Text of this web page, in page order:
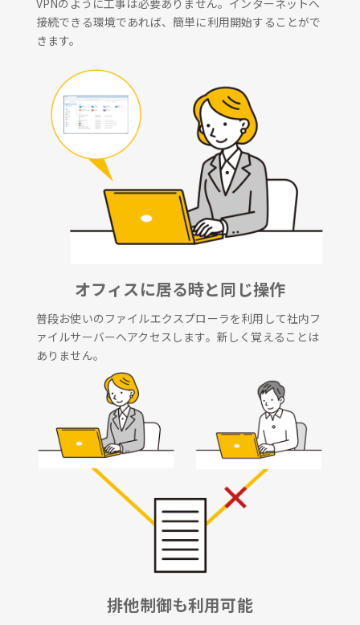
接続できる環境であれば、簡単に利用開始することがで
きます。
オフィスに居る時と同じ操作
普段お使いのファイルエクスプローラを利用して社内フ
ァイルサーバーへアクセスします。新しく覚えることは
ありません。
排他制御も利用可能